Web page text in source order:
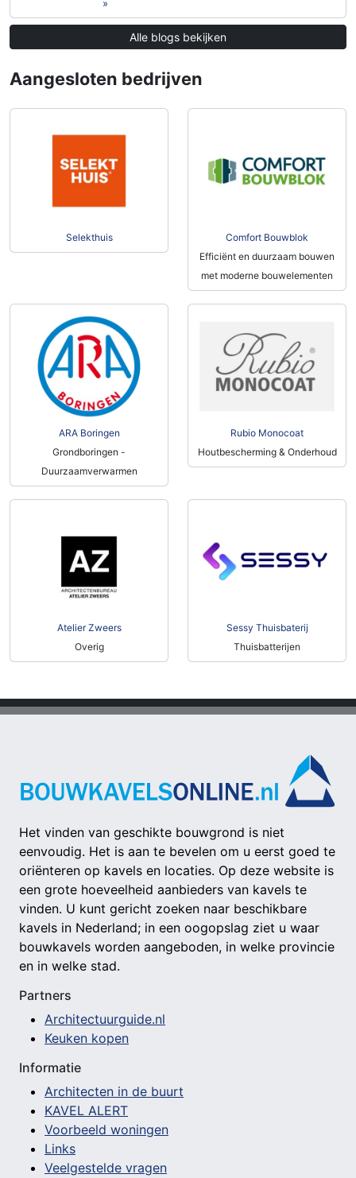
»
Alle blogs bekijken
Aangesloten bedrijven
Selekthuis
Comfort Bouwblok
Efficiënt en duurzaam bouwen
met moderne bouwelementen
ARA Boringen
Grondboringen -
Duurzaamverwarmen
Rubio Monocoat
Houtbescherming & Onderhoud
Atelier Zweers
Overig
Sessy Thuisbaterij
Thuisbatterijen
Het vinden van geschikte bouwgrond is niet
eenvoudig. Het is aan te bevelen om u eerst goed te
oriënteren op kavels en locaties. Op deze website is
een grote hoeveelheid aanbieders van kavels te
vinden. U kunt gericht zoeken naar beschikbare
kavels in Nederland; in een oogopslag ziet u waar
bouwkavels worden aangeboden, in welke provincie
en in welke stad.
Partners
Architectuurguide.nl
Keuken kopen
Informatie
Architecten in de buurt
KAVEL ALERT
Voorbeeld woningen
Links
Veelgestelde vragen